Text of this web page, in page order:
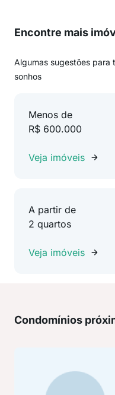
Encontre mais
Algumas sugestões para
sonhos
Menos de
R$ 600.000
Veja imóveis
A partir de
2 quartos
Veja imóveis
Condomínios